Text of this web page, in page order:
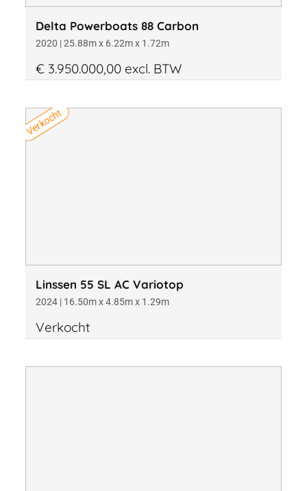
Delta Powerboats 88 Carbon
2020 | 25.88m x 6.22m x 1.72m
€ 3.950.000,00 excl. BTW
Verkocht
Linssen 55 SL AC Variotop
2024 | 16.50m x 4.85m x 1.29m
Verkocht